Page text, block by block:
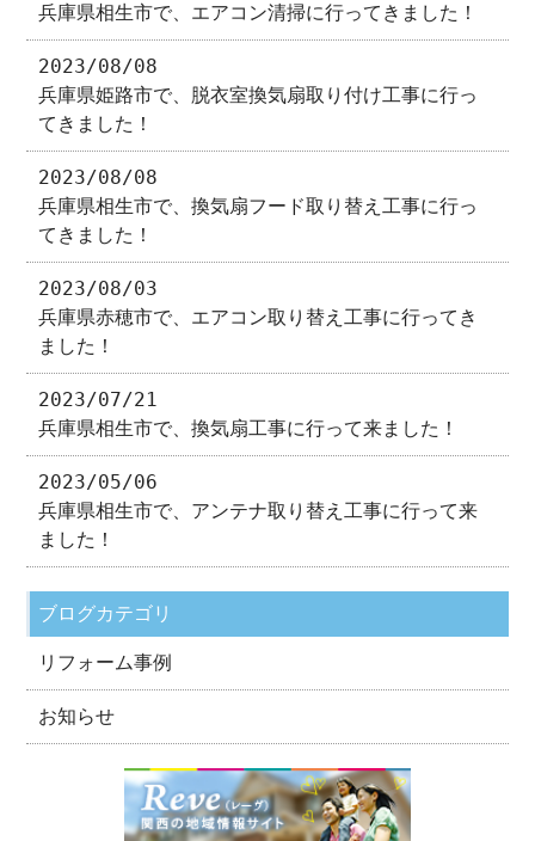
兵庫県相生市で、エアコン清掃に行ってきました！
2023/08/08
兵庫県姫路市で、脱衣室換気扇取り付け工事に行っ
てきました！
2023/08/08
兵庫県相生市で、換気扇フード取り替え工事に行っ
てきました！
2023/08/03
兵庫県赤穂市で、エアコン取り替え工事に行ってき
ました！
2023/07/21
兵庫県相生市で、換気扇工事に行って来ました！
2023/05/06
兵庫県相生市で、アンテナ取り替え工事に行って来
ました！
ブログカテゴリ
リフォーム事例
お知らせ